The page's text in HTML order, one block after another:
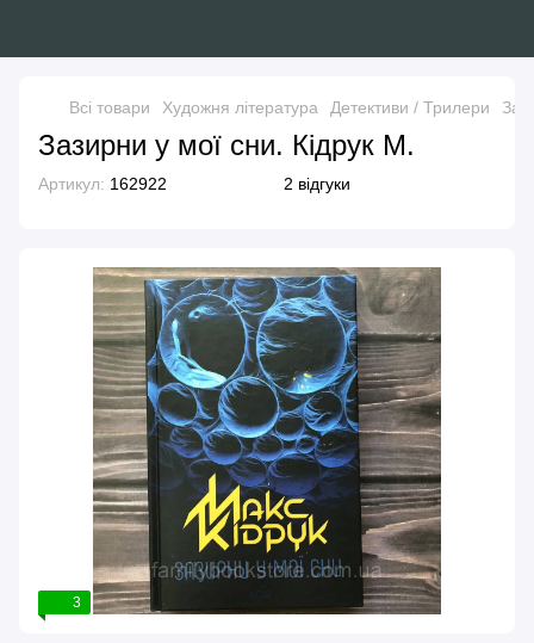
Всі товари Художня література Детективи / Трилери
Зазирни у мої сни. Кідрук М.
Артикул: 162922 2 відгуки
3